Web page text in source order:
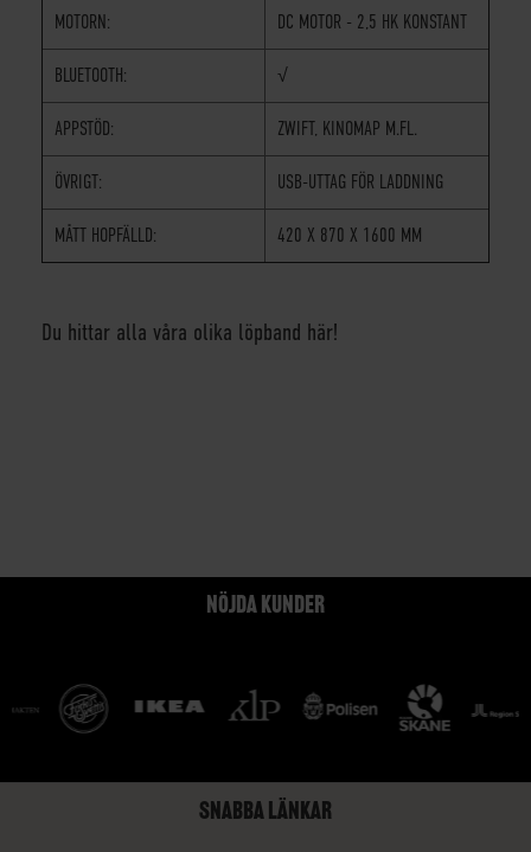
MOTORN: DC MOTOR - 2,5 HK KONSTANT
BLUETOOTH: √
APPSTÖD: ZWIFT, KINOMAP M.FL.
ÖVRIGT: USB-UTTAG FÖR LADDNING
MÅTT HOPFÄLLD: 420 X 870 X 1600 MM
Du hittar alla våra olika löpband här!
NÖJDA KUNDER
SNABBA LÄNKAR